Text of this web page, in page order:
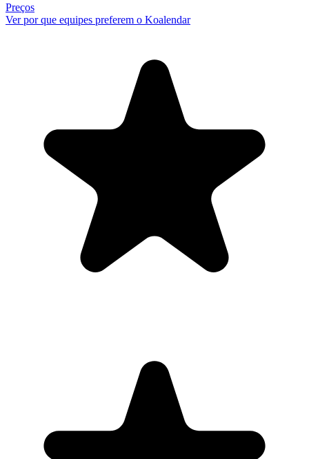
Preços
Ver por que equipes preferem o Koalendar